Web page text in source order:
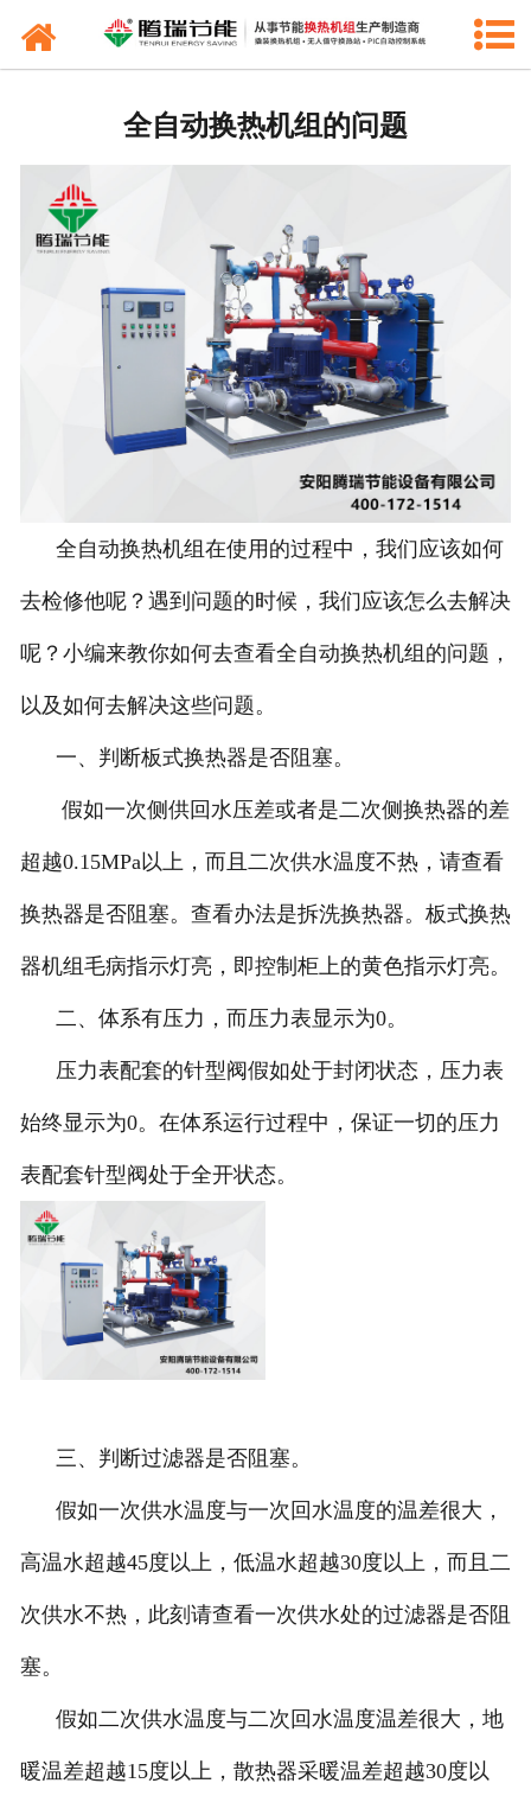
产品中心
联系我们
全自动换热机组的问题
全自动换热机组在使用的过程中，我们应该如何
去检修他呢？遇到问题的时候，我们应该怎么去解决
呢？小编来教你如何去查看全自动换热机组的问题，
以及如何去解决这些问题。
一、判断板式换热器是否阻塞。
假如一次侧供回水压差或者是二次侧换热器的差
超越0.15MPa以上，而且二次供水温度不热，请查看
换热器是否阻塞。查看办法是拆洗换热器。板式换热
器机组毛病指示灯亮，即控制柜上的黄色指示灯亮。
二、体系有压力，而压力表显示为0。
压力表配套的针型阀假如处于封闭状态，压力表
始终显示为0。在体系运行过程中，保证一切的压力
表配套针型阀处于全开状态。
三、判断过滤器是否阻塞。
假如一次供水温度与一次回水温度的温差很大，
高温水超越45度以上，低温水超越30度以上，而且二
次供水不热，此刻请查看一次供水处的过滤器是否阻
塞。
假如二次供水温度与二次回水温度温差很大，地
暖温差超越15度以上，散热器采暖温差超越30度以